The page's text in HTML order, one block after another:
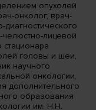
опухолей
онколог, врач-
диагностического
челюстно-лицевой
стационара
головы и шеи,
научного
онкологии,
дополнительного
образования
им. Н.Н.